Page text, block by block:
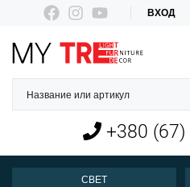
ВХОД
О нас
Оплата и доставка
Контакты
+380 (67)
СВЕТ